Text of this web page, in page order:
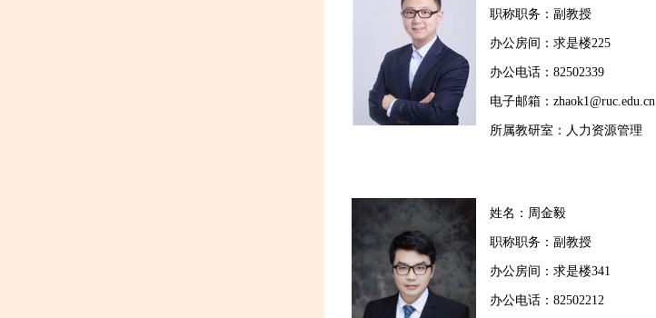
职称职务：副教授
办公房间：求是楼225
办公电话：82502339
电子邮箱：zhaok1@ruc.edu.cn
所属教研室：人力资源管理
姓名：周金毅
职称职务：副教授
办公房间：求是楼341
办公电话：82502212